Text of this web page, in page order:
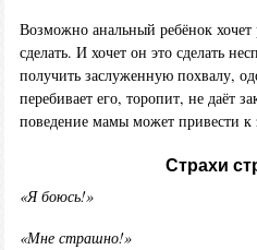
Возможно анальный ребёнок хочет
сделать. И хочет он это сделать
получить заслуженную похвалу,
перебивает его, торопит, не даёт
поведение мамы может привести к
Страхи
«Я боюсь!»
«Мне страшно!»